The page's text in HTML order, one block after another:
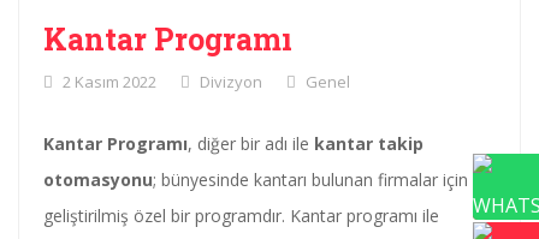
Kantar Programı
2 Kasım 2022 Divizyon Genel
Kantar Programı, diğer bir adı ile kantar takip
otomasyonu; bünyesinde kantarı bulunan firmalar için
geliştirilmiş özel bir programdır. Kantar programı ile